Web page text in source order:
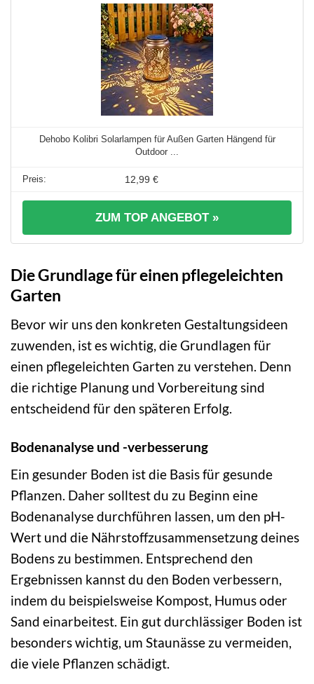
Dehobo Kolibri Solarlampen für Außen Garten Hängend für
Outdoor ...
12,99 €
ZUM TOP ANGEBOT »
Die Grundlage für einen pflegeleichten
Garten
Bevor wir uns den konkreten Gestaltungsideen
zuwenden, ist es wichtig, die Grundlagen für
einen pflegeleichten Garten zu verstehen. Denn
die richtige Planung und Vorbereitung sind
entscheidend für den späteren Erfolg.
Bodenanalyse und -verbesserung
Ein gesunder Boden ist die Basis für gesunde
Pflanzen. Daher solltest du zu Beginn eine
Bodenanalyse durchführen lassen, um den pH-
Wert und die Nährstoffzusammensetzung deines
Bodens zu bestimmen. Entsprechend den
Ergebnissen kannst du den Boden verbessern,
indem du beispielsweise Kompost, Humus oder
Sand einarbeitest. Ein gut durchlässiger Boden ist
besonders wichtig, um Staunässe zu vermeiden,
die viele Pflanzen schädigt.